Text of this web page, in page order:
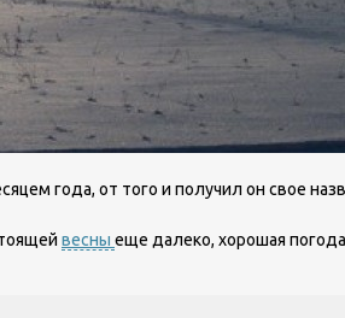
года, от того и получил он свое
весны еще далеко, хорошая